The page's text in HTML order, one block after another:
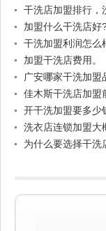
干洗店加盟排行，
加盟什么干洗店好
干洗加盟利润怎么
加盟干洗店费用。
广安哪家干洗加盟
佳木斯干洗店加盟
开干洗加盟要多少
洗衣店连锁加盟大
为什么要选择干洗